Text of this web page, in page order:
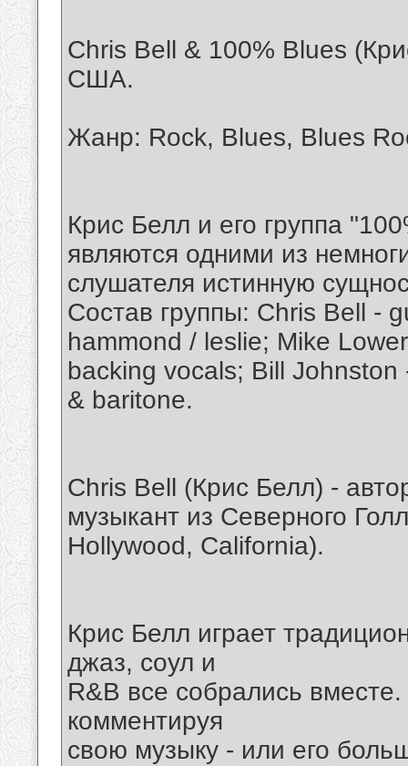
Chris Bell & 100% Blues
США.
Жанр: Rock, Blues, Blues
Крис Белл и его группа
являются одними из
слушателя истинную
Состав группы: Chris Bell -
hammond / leslie; Mike
backing vocals; Bill
& baritone.
Chris Bell (Крис Белл) -
музыкант из Северного
Hollywood, California).
Крис Белл играет
джаз, соул и
R&B все собрались
комментируя
свою музыку - или его